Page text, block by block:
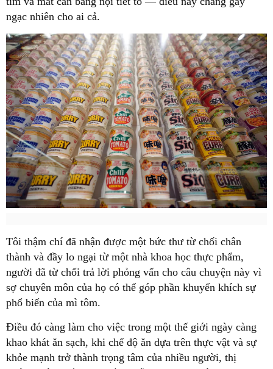
ngạc nhiên cho ai cả.
Tôi thậm chí đã nhận được một bức thư từ chối chân
thành và đầy lo ngại từ một nhà khoa học thực phẩm,
người đã từ chối trả lời phỏng vấn cho câu chuyện này vì
sợ chuyên môn của họ có thể góp phần khuyến khích sự
phổ biến của mì tôm.
Điều đó càng làm cho việc trong một thế giới ngày càng
khao khát ăn sạch, khi chế độ ăn dựa trên thực vật và sự
khỏe mạnh trở thành trọng tâm của nhiều người, thị